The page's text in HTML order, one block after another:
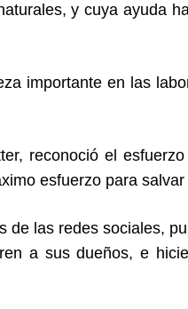
y cuya ayuda
importante en las
reconoció el
esfuerzo para salvar
las redes sociales,
a sus dueños, e